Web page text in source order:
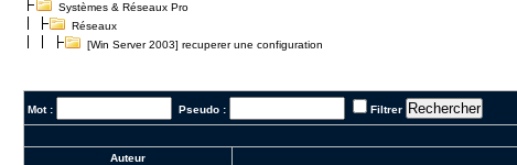
Systèmes & Réseaux Pro
Réseaux
[Win Server 2003] recuperer une configuration
Mot : Pseudo : Filtrer
Auteur